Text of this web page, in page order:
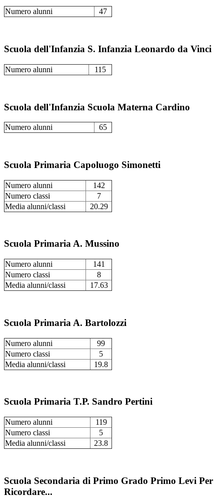
Numero alunni 47
Scuola dell'Infanzia S. Infanzia Leonardo da Vinci
Numero alunni 115
Scuola dell'Infanzia Scuola Materna Cardino
Numero alunni 65
Scuola Primaria Capoluogo Simonetti
Numero alunni
142
Numero classi
7
Media alunni/classi
20.29
Scuola Primaria A. Mussino
Numero alunni
141
Numero classi
8
Media alunni/classi
17.63
Scuola Primaria A. Bartolozzi
Numero alunni
99
Numero classi
5
Media alunni/classi
19.8
Scuola Primaria T.P. Sandro Pertini
Numero alunni
119
Numero classi
5
Media alunni/classi
23.8
Scuola Secondaria di Primo Grado Primo Levi Per
Ricordare...